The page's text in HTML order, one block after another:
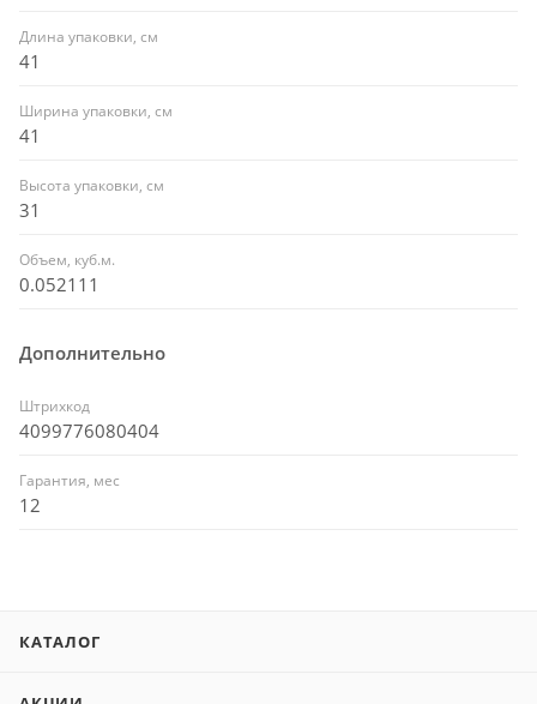
Длина упаковки, см
41
Ширина упаковки, см
41
Высота упаковки, см
31
Объем, куб.м.
0.052111
Дополнительно
Штрихкод
4099776080404
Гарантия, мес
12
КАТАЛОГ